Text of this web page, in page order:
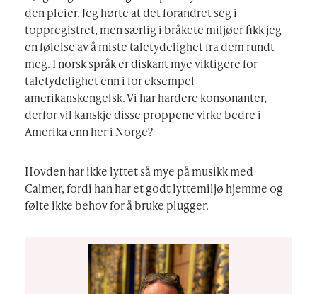
den pleier. Jeg hørte at det forandret seg i
toppregistret, men særlig i bråkete miljøer fikk jeg
en følelse av å miste taletydelighet fra dem rundt
meg. I norsk språk er diskant mye viktigere for
taletydelighet enn i for eksempel
amerikanskengelsk. Vi har hardere konsonanter,
derfor vil kanskje disse proppene virke bedre i
Amerika enn her i Norge?
Hovden har ikke lyttet så mye på musikk med
Calmer, fordi han har et godt lyttemiljø hjemme og
følte ikke behov for å bruke plugger.